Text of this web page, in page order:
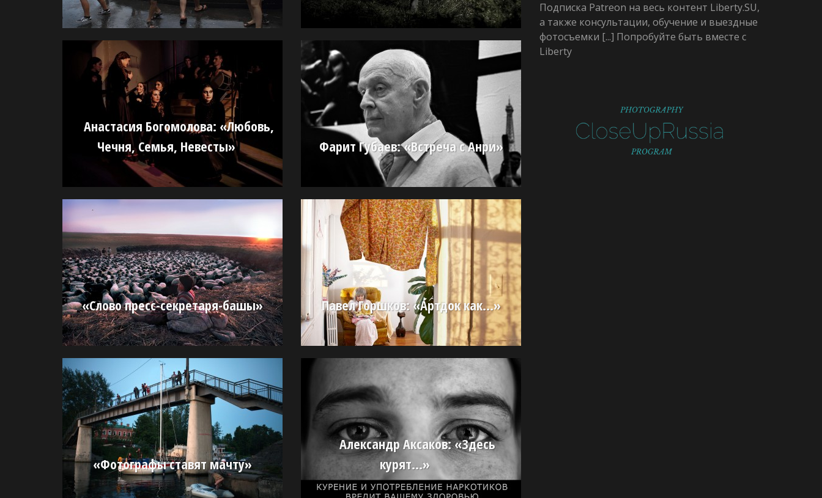
Анастасия Богомолова: «Любовь,
Чечня, Семья, Невесты»
Фарит Губаев: «Встреча с Анри»
«Слово пресс-секретаря-башы» Павел Горшков: «Артдок как…»
«Фотографы ставят мачту»
Александр Аксаков: «Здесь
курят…»
Подписка Patreon на весь контент Liberty.SU,
а также консультации, обучение и выездные
фотосъемки [...] Попробуйте быть вместе с
Liberty